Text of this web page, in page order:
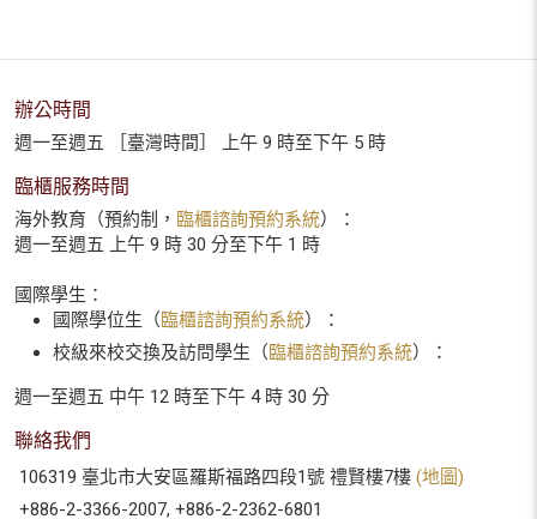
辦公時間
週一至週五 ［臺灣時間］ 上午 9 時至下午 5 時
臨櫃服務時間
海外教育（預約制， 臨櫃諮詢預約系統）：
週一至週五 上午 9 時 30 分至下午 1 時
國際學生：
國際學位生（臨櫃諮詢預約系統）：
校級來校交換及訪問學生（臨櫃諮詢預約系統）：
週一至週五 中午 12 時至下午 4 時 30 分
聯絡我們
106319 臺北市大安區羅斯福路四段1號 禮賢樓7樓 (地圖)
+886-2-3366-2007, +886-2-2362-6801